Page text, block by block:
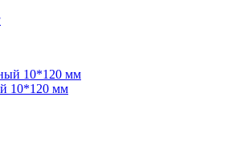
10*120 мм